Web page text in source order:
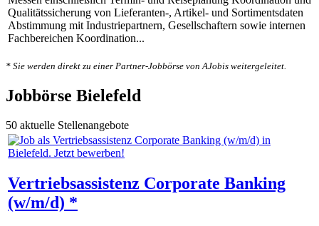
Qualitätssicherung von Lieferanten-, Artikel- und Sortimentsdaten
Abstimmung mit Industriepartnern, Gesellschaftern sowie internen
Fachbereichen Koordination...
* Sie werden direkt zu einer Partner-Jobbörse von AJobis weitergeleitet.
Jobbörse Bielefeld
50 aktuelle Stellenangebote
Vertriebsassistenz Corporate Banking
(w/m/d) *